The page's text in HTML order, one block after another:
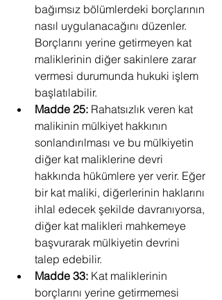
bağımsız bölümlerdeki borçlarının
nasıl uygulanacağını düzenler.
Borçlarını yerine getirmeyen kat
maliklerinin diğer sakinlere zarar
vermesi durumunda hukuki işlem
başlatılabilir.
Madde 25: Rahatsızlık veren kat
malikinin mülkiyet hakkının
sonlandırılması ve bu mülkiyetin
diğer kat maliklerine devri
hakkında hükümlere yer verir. Eğer
bir kat maliki, diğerlerinin haklarını
ihlal edecek şekilde davranıyorsa,
diğer kat malikleri mahkemeye
başvurarak mülkiyetin devrini
talep edebilir.
Madde 33: Kat maliklerinin
borçlarını yerine getirmemesi